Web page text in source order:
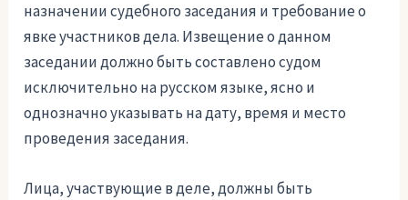
назначении судебного заседания и требование о
явке участников дела. Извещение о данном
заседании должно быть составлено судом
исключительно на русском языке, ясно и
однозначно указывать на дату, время и место
проведения заседания.
Лица, участвующие в деле, должны быть